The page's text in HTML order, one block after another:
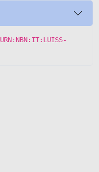
URN:NBN:IT:LUISS-